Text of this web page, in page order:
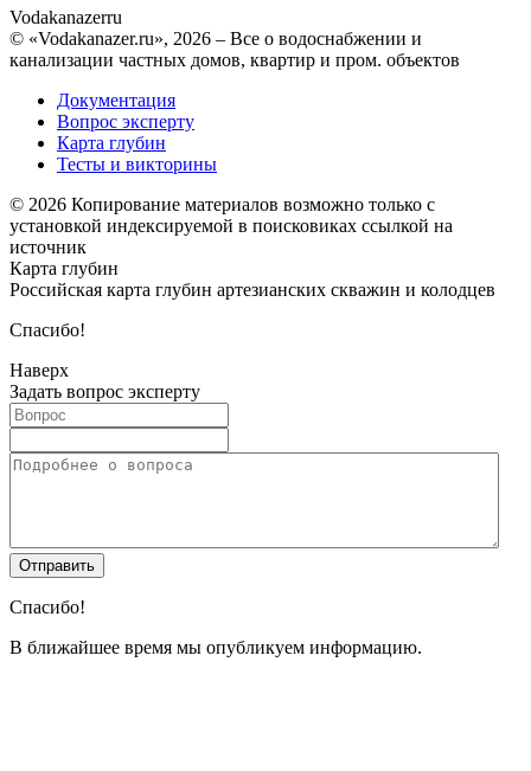
Vodakanazerru
© «Vodakanazer.ru», 2026 – Все о водоснабжении и
канализации частных домов, квартир и пром. объектов
Документация
Вопрос эксперту
Карта глубин
Тесты и викторины
© 2026 Копирование материалов возможно только с
установкой индексируемой в поисковиках ссылкой на
источник
Карта глубин
Российская карта глубин артезианских скважин и колодцев
Спасибо!
Наверх
Задать вопрос эксперту
Спасибо!
В ближайшее время мы опубликуем информацию.